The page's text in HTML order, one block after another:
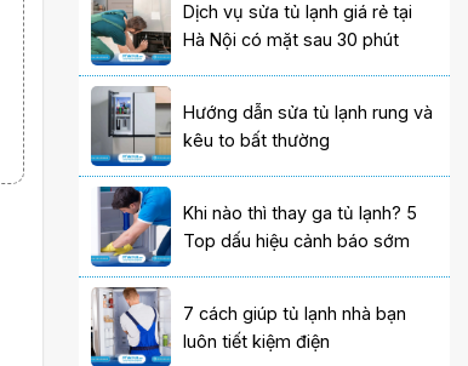
Dịch vụ sửa tủ lạnh giá rẻ tại
Hà Nội có mặt sau 30 phút
Hướng dẫn sửa tủ lạnh rung và
kêu to bất thường
Khi nào thì thay ga tủ lạnh? 5
Top dấu hiệu cảnh báo sớm
7 cách giúp tủ lạnh nhà bạn
luôn tiết kiệm điện